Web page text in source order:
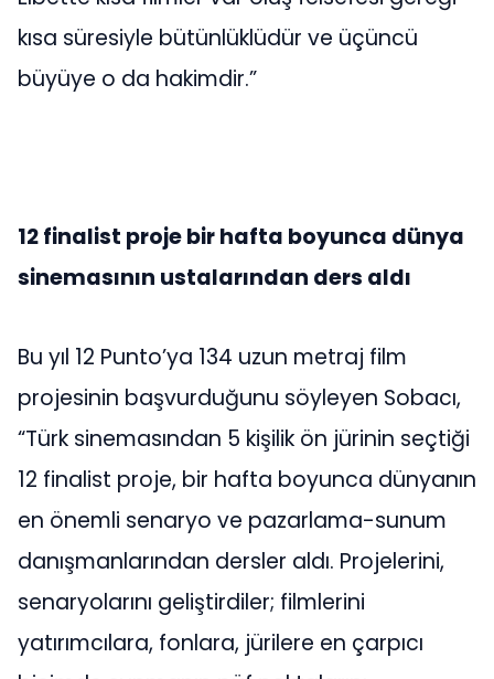
kısa süresiyle bütünlüklüdür ve üçüncü
büyüye o da hakimdir.”
12 finalist proje bir hafta boyunca dünya
sinemasının ustalarından ders aldı
Bu yıl 12 Punto’ya 134 uzun metraj film
projesinin başvurduğunu söyleyen Sobacı,
“Türk sinemasından 5 kişilik ön jürinin seçtiği
12 finalist proje, bir hafta boyunca dünyanın
en önemli senaryo ve pazarlama-sunum
danışmanlarından dersler aldı. Projelerini,
senaryolarını geliştirdiler; filmlerini
yatırımcılara, fonlara, jürilere en çarpıcı